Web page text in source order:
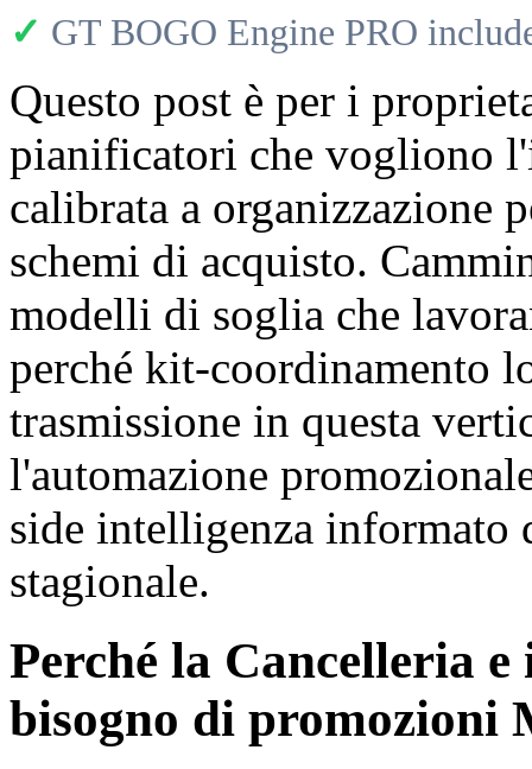
✓ GT BOGO Engine PRO
Questo post è per i
pianificatori che vogliono
calibrata a organizzazione
schemi di acquisto.
modelli di soglia che
perché kit-coordinamento
trasmissione in questa
l'automazione
side intelligenza informato
stagionale.
Perché la Cancelleria
bisogno di promozioni